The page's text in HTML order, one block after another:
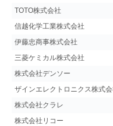
TOTO株式会社
信越化学工業株式会社
伊藤忠商事株式会社
三菱ケミカル株式会社
株式会社デンソー
ザインエレクトロニクス株式
株式会社クラレ
株式会社リコー